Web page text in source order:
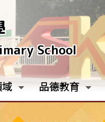
School
品德教育